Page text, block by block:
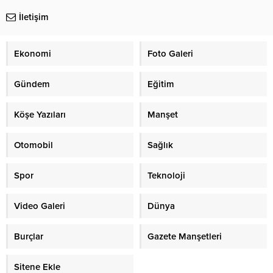
İletişim
Ekonomi Foto Galeri
Gündem Eğitim
Köşe Yazıları Manşet
Otomobil Sağlık
Spor Teknoloji
Video Galeri Dünya
Burçlar Gazete Manşetleri
Sitene Ekle